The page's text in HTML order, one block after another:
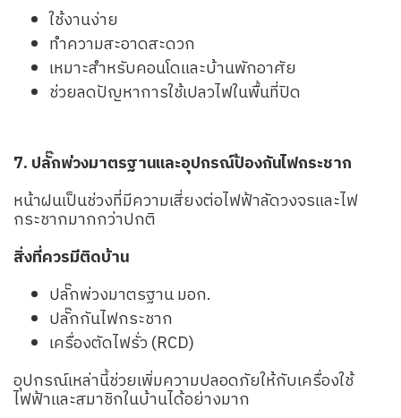
ใช้งานง่าย
ทำความสะอาดสะดวก
เหมาะสำหรับคอนโดและบ้านพักอาศัย
ช่วยลดปัญหาการใช้เปลวไฟในพื้นที่ปิด
7. ปลั๊กพ่วงมาตรฐานและอุปกรณ์ป้องกันไฟกระชาก
หน้าฝนเป็นช่วงที่มีความเสี่ยงต่อไฟฟ้าลัดวงจรและไฟ
กระชากมากกว่าปกติ
สิ่งที่ควรมีติดบ้าน
ปลั๊กพ่วงมาตรฐาน มอก.
ปลั๊กกันไฟกระชาก
เครื่องตัดไฟรั่ว (RCD)
อุปกรณ์เหล่านี้ช่วยเพิ่มความปลอดภัยให้กับเครื่องใช้
ไฟฟ้าและสมาชิกในบ้านได้อย่างมาก